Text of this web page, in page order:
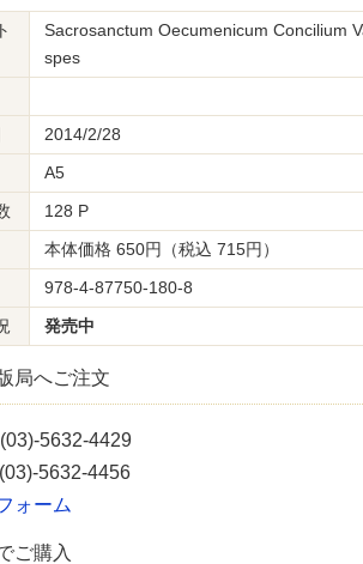
Sacrosanctum Oecumenicum Concilium
spes
2014/2/28
A5
128 P
本体価格 650円（税込 715円）
978-4-87750-180-8
発売中
局へご注文
5632-4429
5632-4456
ォーム
ご購入